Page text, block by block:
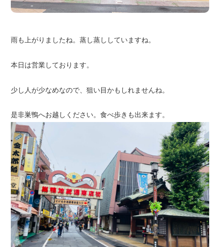
雨も上がりましたね。蒸し蒸ししていますね。
本日は営業しております。
少し人が少なめなので、狙い目かもしれませんね。
是非巣鴨へお越しください。食べ歩きも出来ます。